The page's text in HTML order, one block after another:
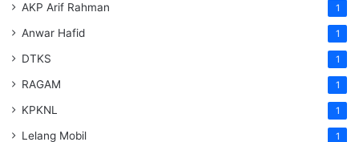
AKP Arif Rahman 1
Anwar Hafid 1
DTKS 1
RAGAM 1
KPKNL 1
Lelang Mobil 1